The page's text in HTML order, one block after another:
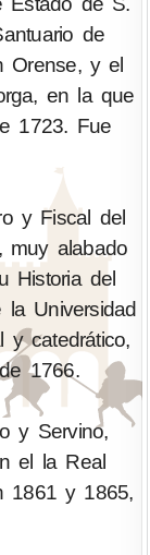
de
Orense, y el
en la que
1723. Fue
y Fiscal del
muy alabado
Historia del
Universidad
y catedrático,
1766.
y Servino,
el la Real
1861 y 1865,